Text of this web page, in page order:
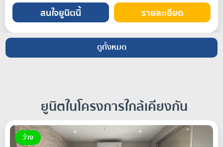
สนใจยูนิตนี้ รายละเอียด
ดูทั้งหมด
ยูนิตในโครงการใกล้เคียงกัน
ว่าง